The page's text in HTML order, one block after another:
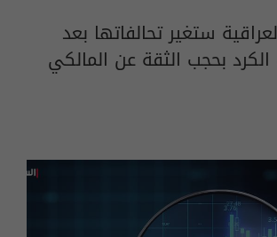
ستغير تحالفاتها بعد
بحجب الثقة عن المالكي